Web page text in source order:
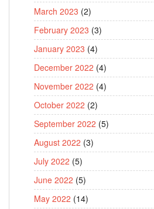
March 2023 (2)
February 2023 (3)
January 2023 (4)
December 2022 (4)
November 2022 (4)
October 2022 (2)
September 2022 (5)
August 2022 (3)
July 2022 (5)
June 2022 (5)
May 2022 (14)